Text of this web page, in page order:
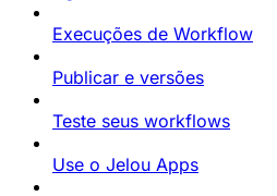
Execuções de Workflow
Publicar e versões
Teste seus workflows
Use o Jelou Apps